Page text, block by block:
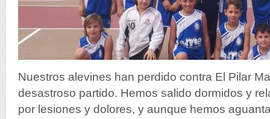
Nuestros alevines han perdido contra El Pilar
desastroso partido. Hemos salido dormidos y
por lesiones y dolores, y aunque hemos